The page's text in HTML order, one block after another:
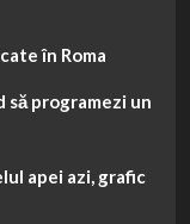
în Roma
să programezi un
apei azi, grafic